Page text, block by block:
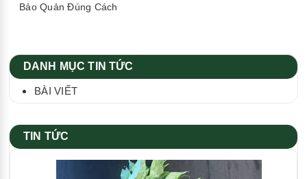
Bảo Quản Đúng Cách
DANH MỤC TIN TỨC
BÀI VIẾT
TIN TỨC